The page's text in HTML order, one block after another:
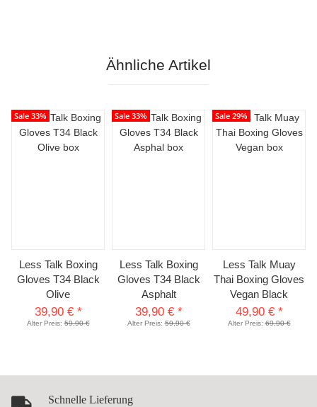
Ähnliche Artikel
Sale 33%
Less Talk Boxing
Gloves T34 Black
Olive
39,90 € *
Alter Preis:59,90 €
Sale 33%
Less Talk Boxing
Gloves T34 Black
Asphalt
39,90 € *
Alter Preis:59,90 €
Sale 29%
Less Talk Muay
Thai Boxing Gloves
Vegan Black
49,90 € *
Alter Preis:69,90 €
Schnelle Lieferung